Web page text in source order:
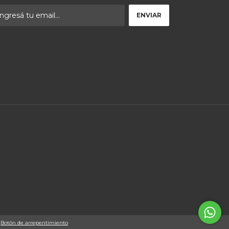
Botón de arrepentimiento